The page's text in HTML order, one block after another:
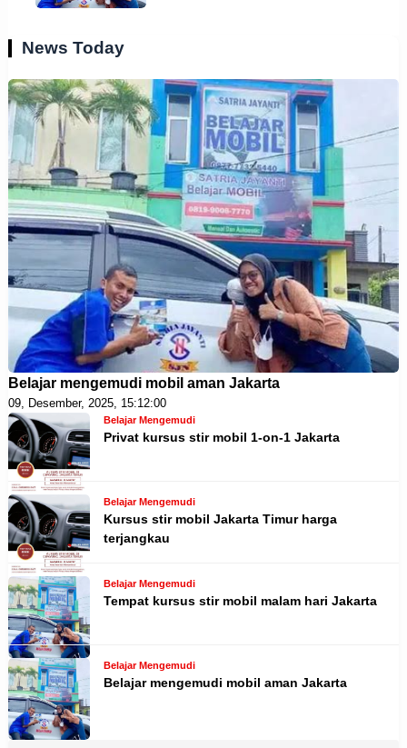
News Today
Belajar mengemudi mobil aman Jakarta
09, Desember, 2025, 15:12:00
Belajar Mengemudi
Privat kursus stir mobil 1-on-1 Jakarta
Belajar Mengemudi
Kursus stir mobil Jakarta Timur harga
terjangkau
Belajar Mengemudi
Tempat kursus stir mobil malam hari Jakarta
Belajar Mengemudi
Belajar mengemudi mobil aman Jakarta